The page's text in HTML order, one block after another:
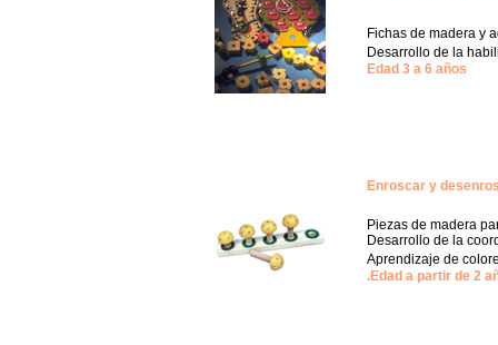
Fichas de madera y
Desarrollo de la
Edad 3 a 6 años
Enroscar y
Piezas de madera
Desarrollo de la
Aprendizaje de
.Edad a partir de 2